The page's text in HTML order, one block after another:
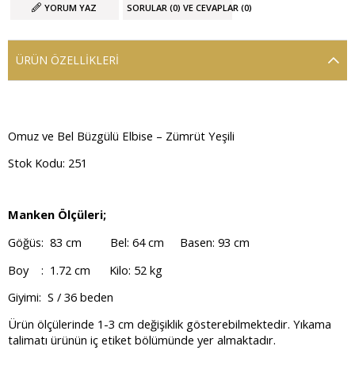
YORUM YAZ SORULAR (0) VE CEVAPLAR (0)
ÜRÜN ÖZELLIKLERI
Omuz ve Bel Büzgülü Elbise – Zümrüt Yeşili
Stok Kodu: 251
Manken Ölçüleri;
Göğüs: 83 cm Bel: 64 cm Basen: 93 cm
Boy : 1.72 cm Kilo: 52 kg
Giyimi: S / 36 beden
Ürün ölçülerinde 1-3 cm değişiklik gösterebilmektedir. Yıkama
talimatı ürünün iç etiket bölümünde yer almaktadır.